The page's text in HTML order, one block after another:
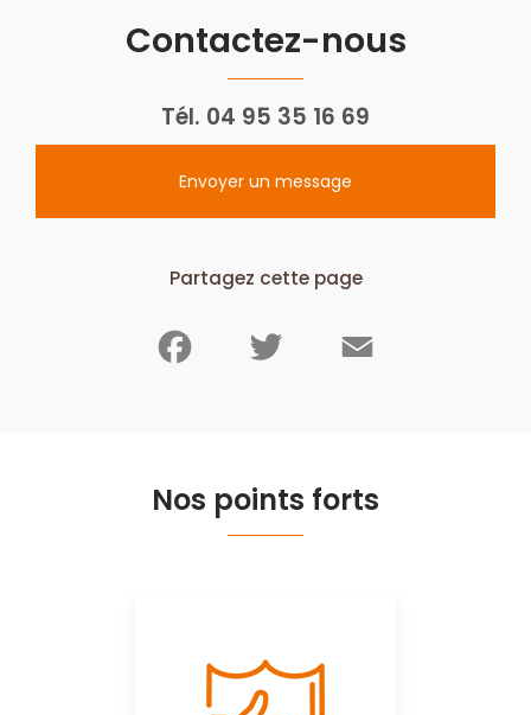
Contactez-nous
Tél. 04 95 35 16 69
Envoyer un message
Partagez cette page
Nos points forts